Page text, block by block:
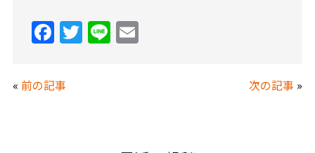
F
a
c
e
T
w
Li
n
E
« 前の記事 次の記事 »